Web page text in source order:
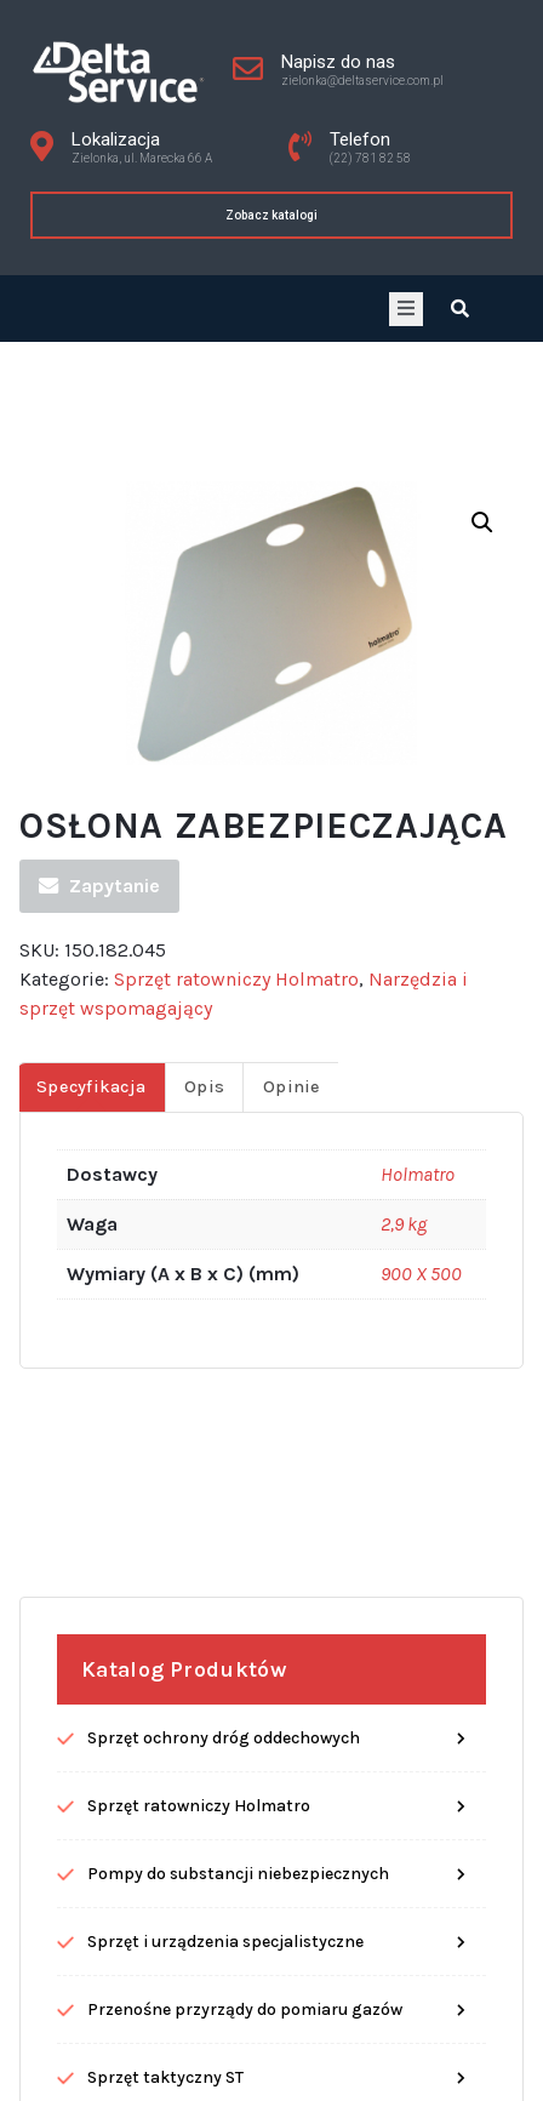
Napisz do nas
zielonka@deltaservice.com.pl
Lokalizacja
Zielonka, ul. Marecka 66 A
Telefon
(22) 781 82 58
Zobacz katalogi
OSŁONA ZABEZPIECZAJĄCA
Zapytanie
SKU: 150.182.045
Kategorie: Sprzęt ratowniczy Holmatro, Narzędzia i
sprzęt wspomagający
Specyfikacja Opis Opinie
Dostawcy Holmatro
Waga 2,9 kg
Wymiary (A x B x C) (mm) 900 X 500
Katalog Produktów
Sprzęt ochrony dróg oddechowych
Sprzęt ratowniczy Holmatro
Pompy do substancji niebezpiecznych
Sprzęt i urządzenia specjalistyczne
Przenośne przyrządy do pomiaru gazów
Sprzęt taktyczny ST